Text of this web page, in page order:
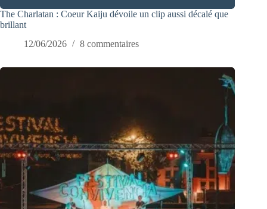
The Charlatan : Coeur Kaiju dévoile un clip aussi décalé que
brillant
12/06/2026
8 commentaires